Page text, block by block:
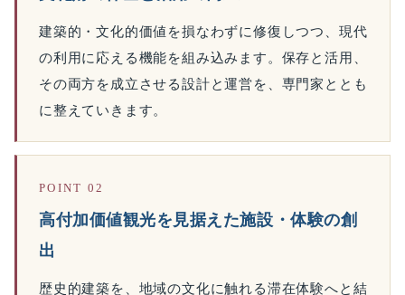
建築的・文化的価値を損なわずに修復しつつ、現代
の利用に応える機能を組み込みます。保存と活用、
その両方を成立させる設計と運営を、専門家ととも
に整えていきます。
POINT 02
高付加価値観光を見据えた施設・体験の創
出
歴史的建築を、地域の文化に触れる滞在体験へと結